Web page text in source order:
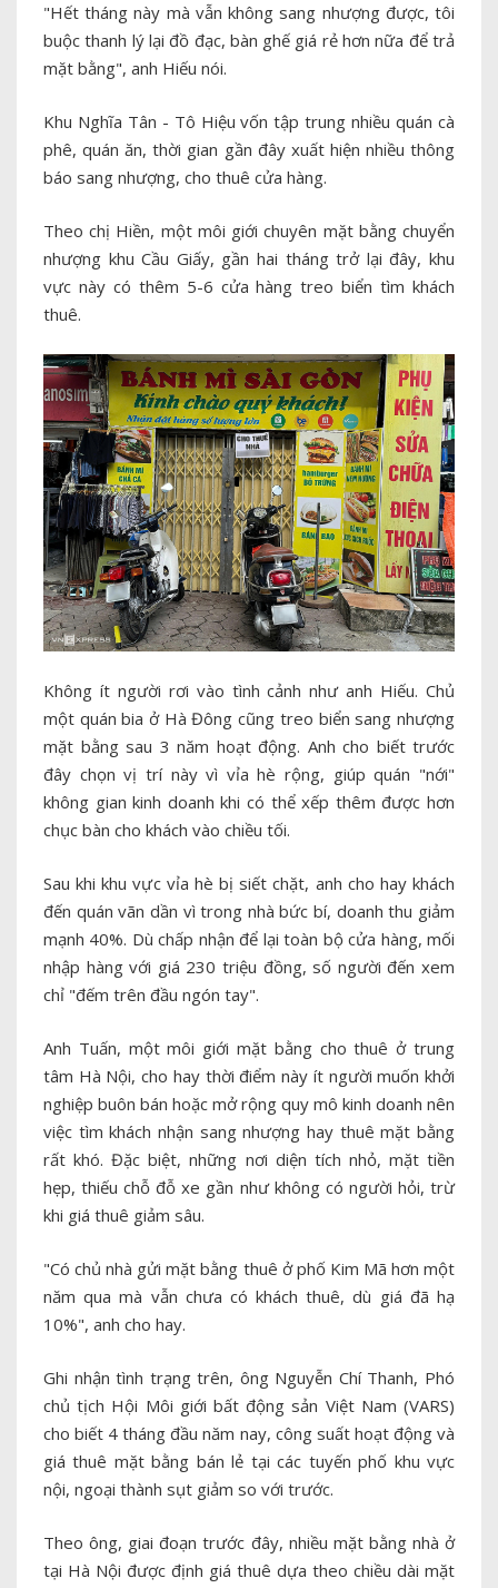
"Hết tháng này mà vẫn không sang nhượng được, tôi
buộc thanh lý lại đồ đạc, bàn ghế giá rẻ hơn nữa để trả
mặt bằng", anh Hiếu nói.
Khu Nghĩa Tân - Tô Hiệu vốn tập trung nhiều quán cà
phê, quán ăn, thời gian gần đây xuất hiện nhiều thông
báo sang nhượng, cho thuê cửa hàng.
Theo chị Hiền, một môi giới chuyên mặt bằng chuyển
nhượng khu Cầu Giấy, gần hai tháng trở lại đây, khu
vực này có thêm 5-6 cửa hàng treo biển tìm khách
thuê.
Không ít người rơi vào tình cảnh như anh Hiếu. Chủ
một quán bia ở Hà Đông cũng treo biển sang nhượng
mặt bằng sau 3 năm hoạt động. Anh cho biết trước
đây chọn vị trí này vì vỉa hè rộng, giúp quán "nới"
không gian kinh doanh khi có thể xếp thêm được hơn
chục bàn cho khách vào chiều tối.
Sau khi khu vực vỉa hè bị siết chặt, anh cho hay khách
đến quán vãn dần vì trong nhà bức bí, doanh thu giảm
mạnh 40%. Dù chấp nhận để lại toàn bộ cửa hàng, mối
nhập hàng với giá 230 triệu đồng, số người đến xem
chỉ "đếm trên đầu ngón tay".
Anh Tuấn, một môi giới mặt bằng cho thuê ở trung
tâm Hà Nội, cho hay thời điểm này ít người muốn khởi
nghiệp buôn bán hoặc mở rộng quy mô kinh doanh nên
việc tìm khách nhận sang nhượng hay thuê mặt bằng
rất khó. Đặc biệt, những nơi diện tích nhỏ, mặt tiền
hẹp, thiếu chỗ đỗ xe gần như không có người hỏi, trừ
khi giá thuê giảm sâu.
"Có chủ nhà gửi mặt bằng thuê ở phố Kim Mã hơn một
năm qua mà vẫn chưa có khách thuê, dù giá đã hạ
10%", anh cho hay.
Ghi nhận tình trạng trên, ông Nguyễn Chí Thanh, Phó
chủ tịch Hội Môi giới bất động sản Việt Nam (VARS)
cho biết 4 tháng đầu năm nay, công suất hoạt động và
giá thuê mặt bằng bán lẻ tại các tuyến phố khu vực
nội, ngoại thành sụt giảm so với trước.
Theo ông, giai đoạn trước đây, nhiều mặt bằng nhà ở
tại Hà Nội được định giá thuê dựa theo chiều dài mặt